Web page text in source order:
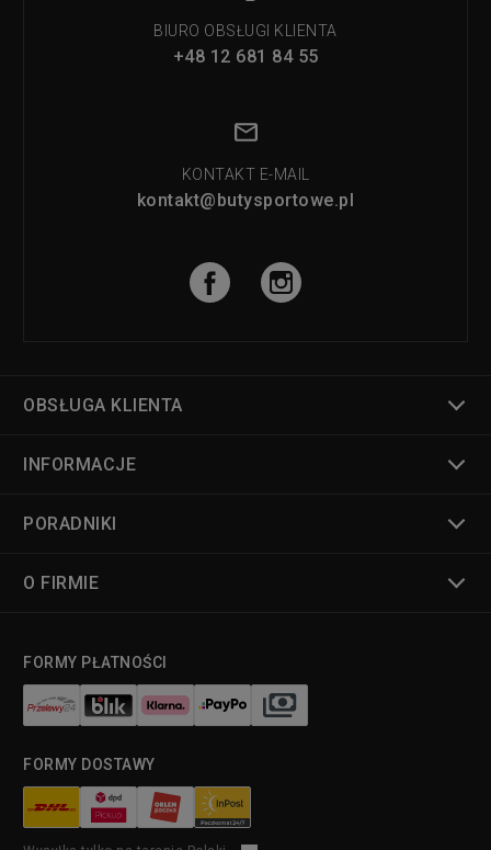
BIURO OBSŁUGI KLIENTA
+48 12 681 84 55
KONTAKT E-MAIL
kontakt@butysportowe.pl
OBSŁUGA KLIENTA
INFORMACJE
PORADNIKI
O FIRMIE
FORMY PŁATNOŚCI
FORMY DOSTAWY